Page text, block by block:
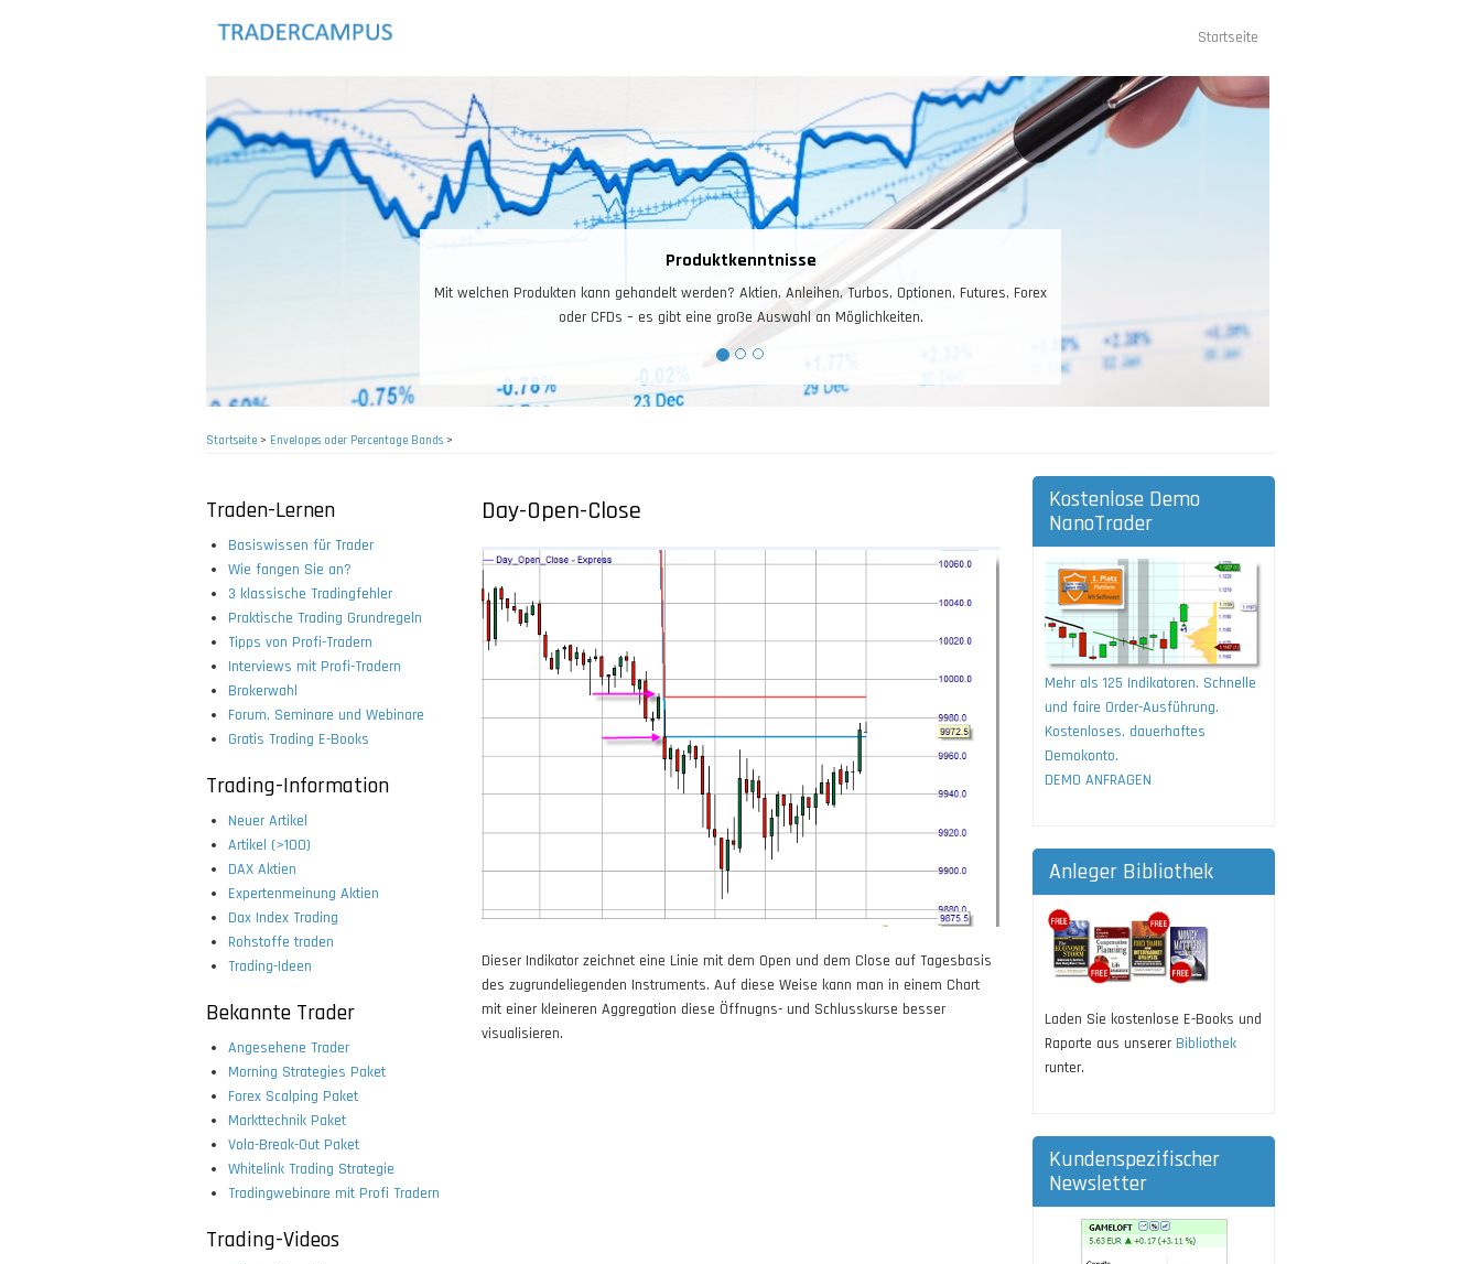
Startseite
Produktkenntnisse
Mit welchen Produkten kann gehandelt werden? Aktien, Anleihen, Turbos, Optionen, Futures, Forex
oder CFDs – es gibt eine große Auswahl an Möglichkeiten.
Startseite> Envelopes oder Percentage Bands >
Traden-Lernen
Basiswissen für Trader
Wie fangen Sie an?
3 klassische Tradingfehler
Praktische Trading Grundregeln
Tipps von Profi-Tradern
Interviews mit Profi-Tradern
Brokerwahl
Forum, Seminare und Webinare
Gratis Trading E-Books
Trading-Information
Neuer Artikel
Artikel (>100)
DAX Aktien
Expertenmeinung Aktien
Dax Index Trading
Rohstoffe traden
Trading-Ideen
Bekannte Trader
Angesehene Trader
Morning Strategies Paket
Forex Scalping Paket
Markttechnik Paket
Vola-Break-Out Paket
Whitelink Trading Strategie
Tradingwebinare mit Profi Tradern
Trading-Videos
Day-Open-Close
Dieser Indikator zeichnet eine Linie mit dem Open und dem Close auf Tagesbasis
des zugrundeliegenden Instruments. Auf diese Weise kann man in einem Chart
mit einer kleineren Aggregation diese Öffnugns- und Schlusskurse besser
visualisieren.
Kostenlose Demo
NanoTrader
Mehr als 125 Indikatoren. Schnelle
und faire Order-Ausführung.
Kostenloses, dauerhaftes
Demokonto.
DEMO ANFRAGEN
Anleger Bibliothek
Laden Sie kostenlose E-Books und
Raporte aus unserer Bibliothek
runter.
Kundenspezifischer
Newsletter